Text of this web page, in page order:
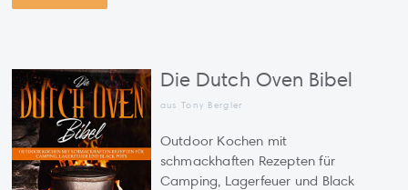
Die Dutch Oven Bibel
aus Tony Bergler
Outdoor Kochen mit
schmackhaften Rezepten für
Camping, Lagerfeuer und Black